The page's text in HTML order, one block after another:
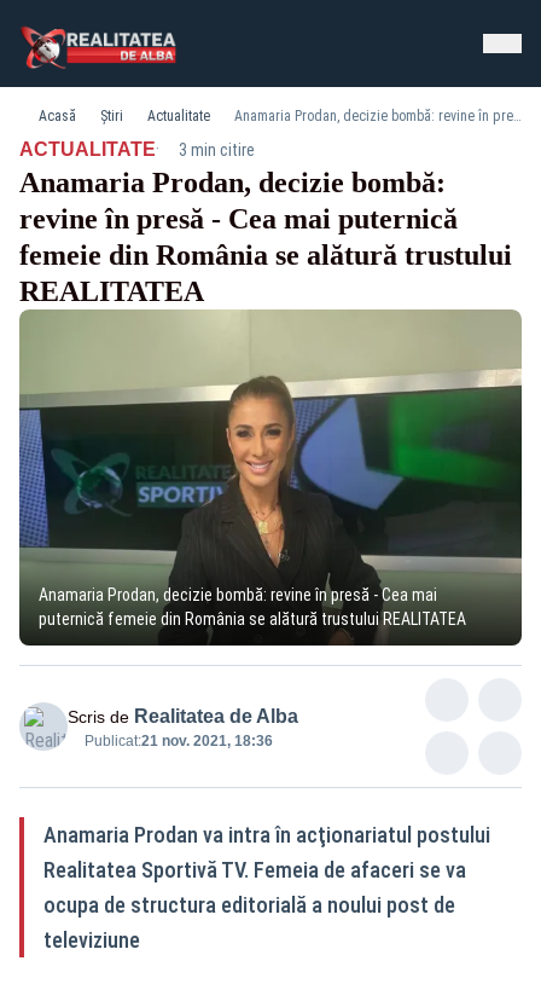
Acasă Știri Actualitate Anamaria Prodan, decizie bombă: revine în presă - Cea mai puternică femeie din România se alătură trustului REALITATEA
ACTUALITATE· 3 min citire
Anamaria Prodan, decizie bombă:
revine în presă - Cea mai puternică
femeie din România se alătură trustului
REALITATEA
Anamaria Prodan, decizie bombă: revine în presă - Cea mai
puternică femeie din România se alătură trustului REALITATEA
Scris de Realitatea de Alba
Publicat:21 nov. 2021, 18:36
Anamaria Prodan va intra în acţionariatul postului
Realitatea Sportivă TV. Femeia de afaceri se va
ocupa de structura editorială a noului post de
televiziune